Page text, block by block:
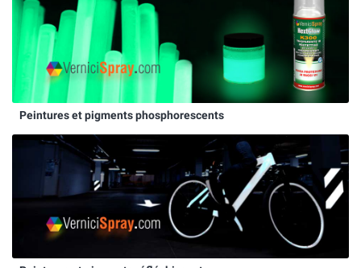
Peintures et pigments phosphorescents